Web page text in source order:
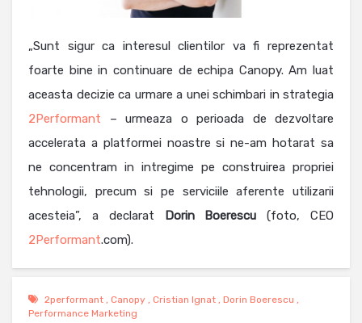
„Sunt sigur ca interesul clientilor va fi reprezentat
foarte bine in continuare de echipa Canopy. Am luat
aceasta decizie ca urmare a unei schimbari in strategia
2Performant – urmeaza o perioada de dezvoltare
accelerata a platformei noastre si ne-am hotarat sa
ne concentram in intregime pe construirea propriei
tehnologii, precum si pe serviciile aferente utilizarii
acesteia”, a declarat Dorin Boerescu (foto, CEO
2Performant.com).
2performant Canopy Cristian Ignat Dorin Boerescu
Performance Marketing